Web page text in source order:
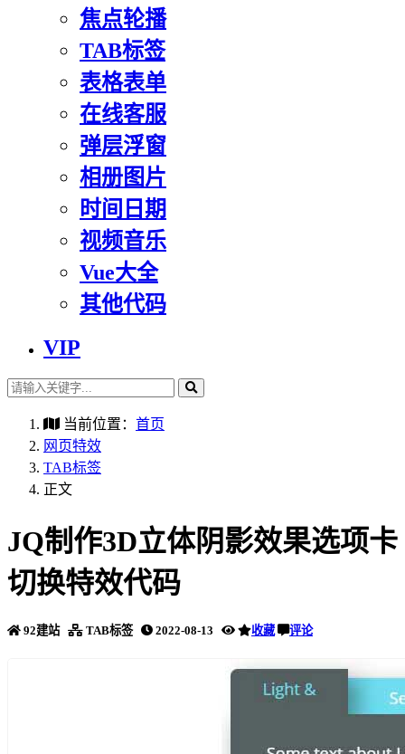
焦点轮播
TAB标签
表格表单
在线客服
弹层浮窗
相册图片
时间日期
视频音乐
Vue大全
其他代码
VIP
当前位置： 首页
网页特效
TAB标签
正文
JQ制作3D立体阴影效果选项卡
切换特效代码
92建站 TAB标签 2022-08-13 收藏 评论